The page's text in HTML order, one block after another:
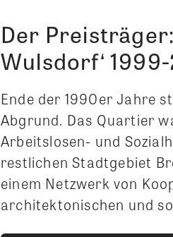
Der
Wulsdorf‘
Ende der 1990er Jahre
Abgrund. Das Quartier
Arbeitslosen- und
restlichen Stadtgebiet
einem Netzwerk von
architektonischen und